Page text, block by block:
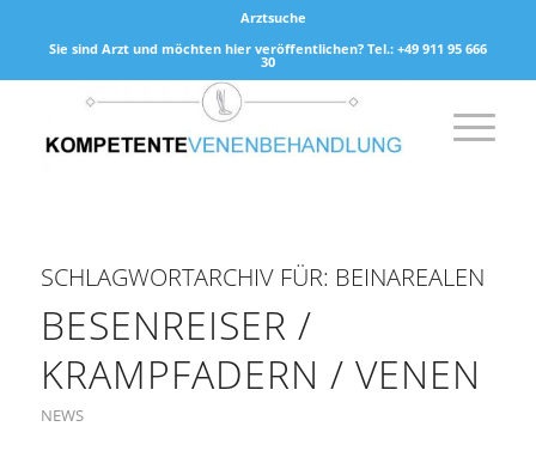
Arztsuche
Sie sind Arzt und möchten hier veröffentlichen? Tel.: +49 911 95 666
30
SCHLAGWORTARCHIV FÜR: BEINAREALEN
BESENREISER /
KRAMPFADERN / VENEN
NEWS